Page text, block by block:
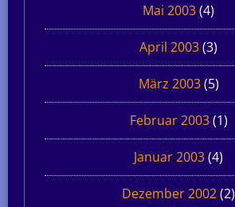
Mai 2003(4)
April 2003(3)
März 2003(5)
Februar 2003(1)
Januar 2003(4)
Dezember 2002(2)